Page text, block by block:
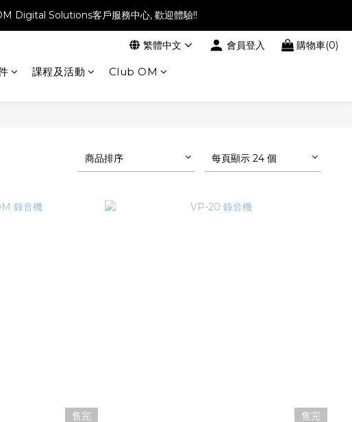
Digital Solutions客戶服務中心, 歡迎體驗!!
繁體中文 會員登入 購物車(0)
課程及活動 Club OM
商品排序 每頁顯示 24 個
售完
售完